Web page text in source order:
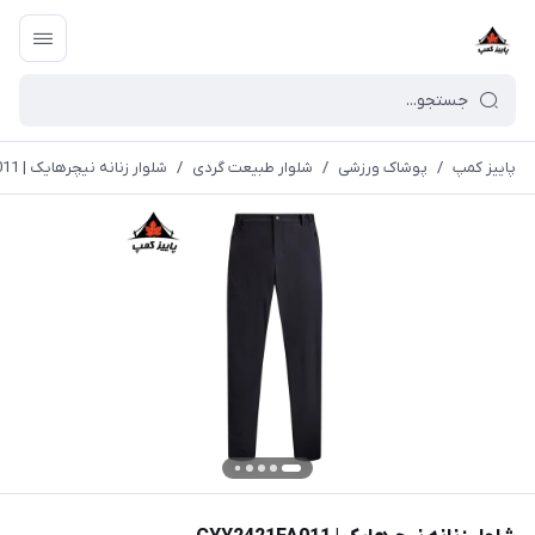
پاییز کمپ / پوشاک ورزشی / شلوار طبیعت گردی / شلوار زنانه نیچرهایک | CYY2421FA011